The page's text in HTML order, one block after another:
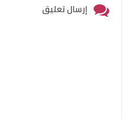
إرسال تعليق